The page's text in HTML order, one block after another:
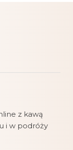
z kawą
i w podróży